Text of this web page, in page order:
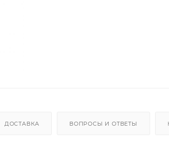
ДОСТАВКА ВОПРОСЫ И ОТВЕТЫ